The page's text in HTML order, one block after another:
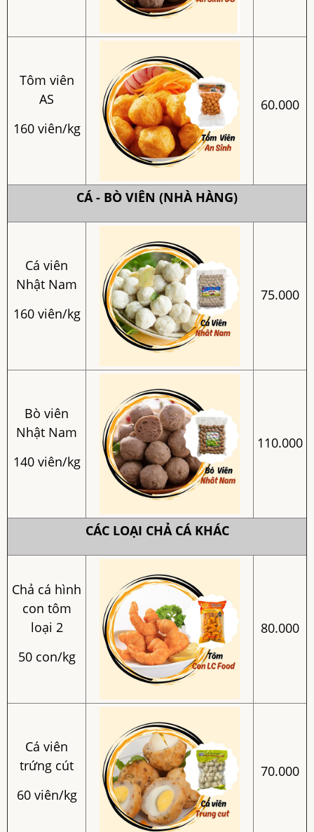
Tôm viên
AS
160 viên/kg
60.000
CÁ - BÒ VIÊN (NHÀ HÀNG)
Cá viên
Nhật Nam
160 viên/kg
75.000
Bò viên
Nhật Nam
140 viên/kg
110.000
CÁC LOẠI CHẢ CÁ KHÁC
Chả cá hình
con tôm
loại 2
50 con/kg
80.000
Cá viên
trứng cút
60 viên/kg
70.000